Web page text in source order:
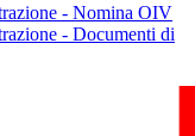
- Nomina OIV
- Documenti di